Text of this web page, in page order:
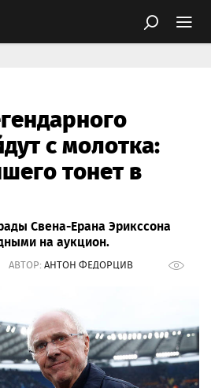
с молотка:
тонет в
Свена-Ерана Эрикссона
на аукцион.
АВТОР: АНТОН ФЕДОРЦИВ